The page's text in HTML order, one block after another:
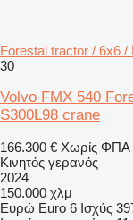
Forestal tractor / 6x6 /
30
Volvo FMX 540
S300L98 crane
166.300 € Χωρίς ΦΠΑ
Κινητός γερανός
2024
150.000 χλμ
Ευρώ Euro 6 Ισχύς